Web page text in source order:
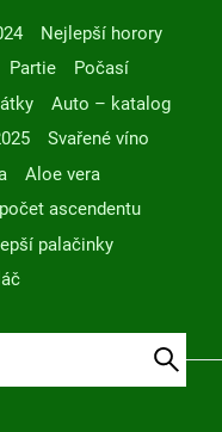
Nejlepší horory
Partie
Počasí
Auto – katalog
Svařené víno
Aloe vera
ascendentu
palačinky